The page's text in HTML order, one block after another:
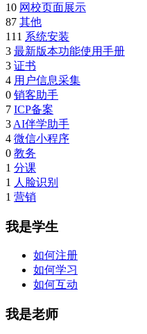
10 网校页面展示
87 其他
111 系统安装
3 最新版本功能使用手册
3 证书
4 用户信息采集
0 销客助手
7 ICP备案
3 AI伴学助手
4 微信小程序
0 教务
1 分课
1 人脸识别
1 营销
我是学生
如何注册
如何学习
如何互动
我是老师